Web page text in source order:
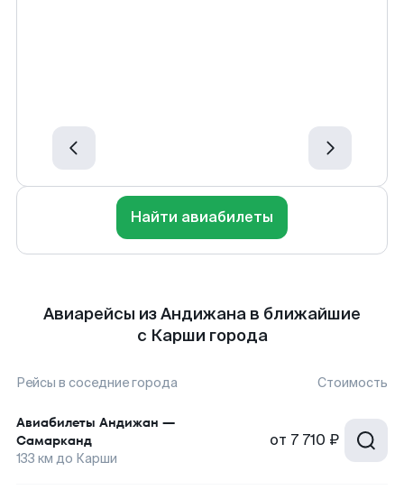
Найти авиабилеты
Авиарейсы из Андижана в ближайшие
с Карши города
Рейсы в соседние города Стоимость
Авиабилеты Андижан —
Самарканд
133 км до Карши
от 7 710 ₽